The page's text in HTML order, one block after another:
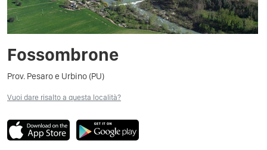
Fossombrone
Prov. Pesaro e Urbino (PU)
Vuoi dare risalto a questa località?